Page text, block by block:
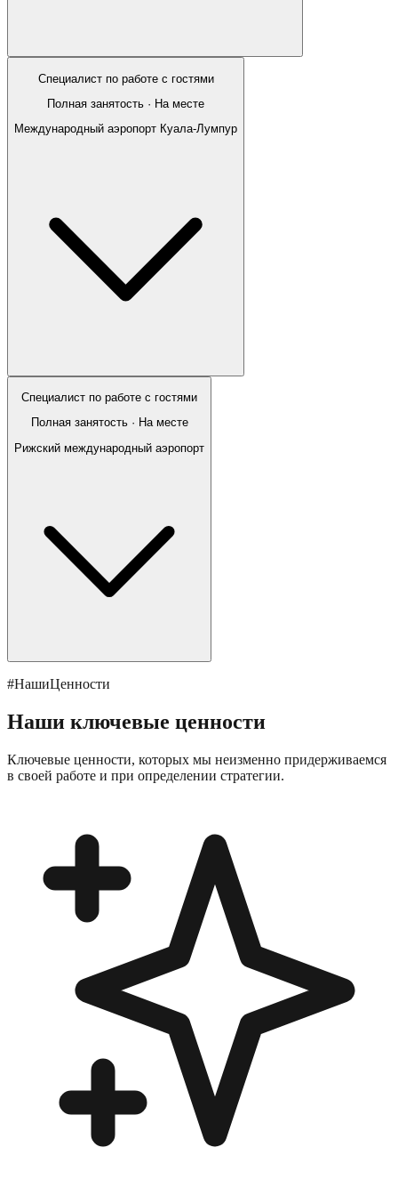
Специалист по работе с гостями
Полная занятость · На месте
Международный аэропорт Куала-Лумпур
Специалист по работе с гостями
Полная занятость · На месте
Рижский международный аэропорт
#НашиЦенности
Наши ключевые ценности
Ключевые ценности, которых мы неизменно придерживаемся
в своей работе и при определении стратегии.